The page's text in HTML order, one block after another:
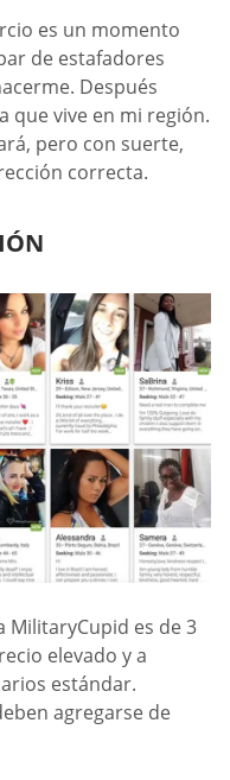
es un momento
de estafadores
Después
que vive en mi región.
pero con suerte,
correcta.
MilitaryCupid es de 3
elevado y a
estándar.
agregarse de